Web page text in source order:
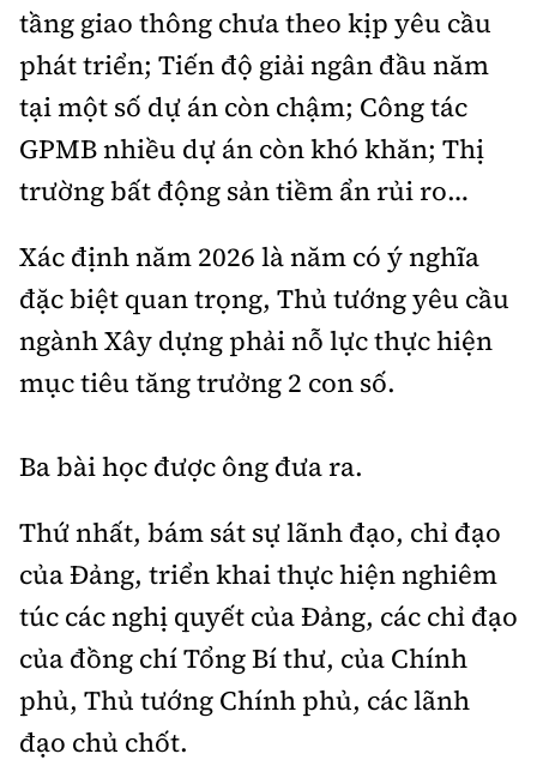
tầng giao thông chưa theo kịp yêu cầu
phát triển; Tiến độ giải ngân đầu năm
tại một số dự án còn chậm; Công tác
GPMB nhiều dự án còn khó khăn; Thị
trường bất động sản tiềm ẩn rủi ro…
Xác định năm 2026 là năm có ý nghĩa
đặc biệt quan trọng, Thủ tướng yêu cầu
ngành Xây dựng phải nỗ lực thực hiện
mục tiêu tăng trưởng 2 con số.
Ba bài học được ông đưa ra.
Thứ nhất, bám sát sự lãnh đạo, chỉ đạo
của Đảng, triển khai thực hiện nghiêm
túc các nghị quyết của Đảng, các chỉ đạo
của đồng chí Tổng Bí thư, của Chính
phủ, Thủ tướng Chính phủ, các lãnh
đạo chủ chốt.